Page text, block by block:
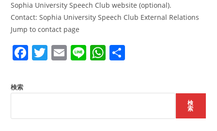
Sophia University Speech Club website (optional).
Contact: Sophia University Speech Club External Relations
Jump to contact page
F
e
b
T
er
E
l
Li W
s
A
検索
検
索